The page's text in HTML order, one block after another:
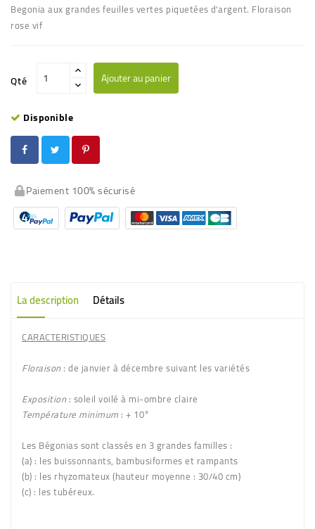
Begonia aux grandes feuilles vertes piquetées d'argent. Floraison
rose vif
Qté Ajouter au panier
Disponible
Paiement 100% sécurisé
La description Détails
CARACTERISTIQUES
Floraison: de janvier à décembre suivant les variétés
Exposition: soleil voilé à mi-ombre claire
Température minimum : + 10°
Les Bégonias sont classés en 3 grandes familles :
(a) : les buissonnants, bambusiformes et rampants
(b) : les rhyzomateux (hauteur moyenne : 30/40 cm)
(c) : les tubéreux.